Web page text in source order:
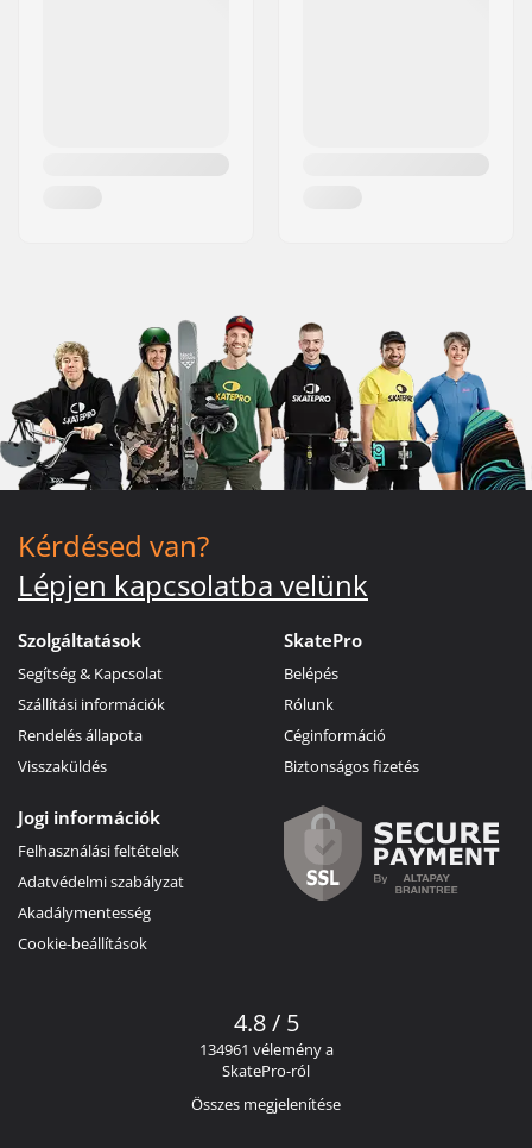
Kérdésed van?
Lépjen kapcsolatba velünk
Szolgáltatások
Segítség & Kapcsolat
Szállítási információk
Rendelés állapota
Visszaküldés
SkatePro
Belépés
Rólunk
Céginformáció
Biztonságos fizetés
Jogi információk
Felhasználási feltételek
Adatvédelmi szabályzat
Akadálymentesség
Cookie-beállítások
4.8 / 5
134961 vélemény a
SkatePro-ról
Összes megjelenítése